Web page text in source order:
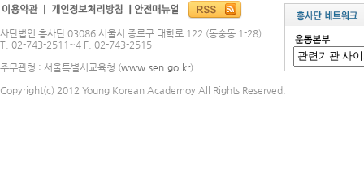
사단법인 흥사단 03086 서울시 종로구 대학로 122 (동숭동 1-28)
T. 02-743-2511~4 F. 02-743-2515
주무관청 : 서울특별시교육청 (www.sen.go.kr)
Copyright(c) 2012 Young Korean Academoy All Rights Reserved.